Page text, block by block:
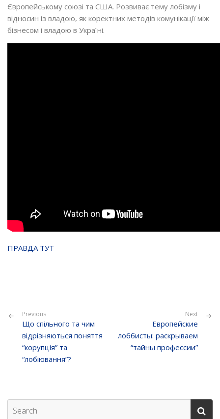
Європейському союзі та США. Розвиває тему лобізму і
відносин із владою, як коректних методів комунікації між
бізнесом і владою в Україні.
ПРАВДА ТУТ
Previous
Що спільного та чим
відрізняються поняття
“корупція” та
“лобіювання”?
Next
Европейские
лоббисты: раскрываем
“тайны профессии”